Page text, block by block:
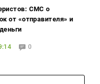
СМС о
от «отправителя» и
0